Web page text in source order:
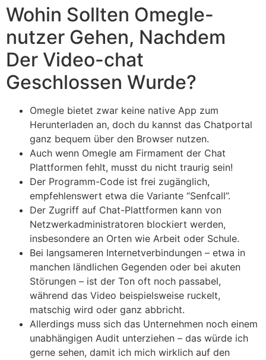
Wohin Sollten Omegle-
nutzer Gehen, Nachdem
Der Video-chat
Geschlossen Wurde?
Omegle bietet zwar keine native App zum
Herunterladen an, doch du kannst das Chatportal
ganz bequem über den Browser nutzen.
Auch wenn Omegle am Firmament der Chat
Plattformen fehlt, musst du nicht traurig sein!
Der Programm-Code ist frei zugänglich,
empfehlenswert etwa die Variante “Senfcall”.
Der Zugriff auf Chat-Plattformen kann von
Netzwerkadministratoren blockiert werden,
insbesondere an Orten wie Arbeit oder Schule.
Bei lang­sameren Internet­verbindungen – etwa in
manchen ländlichen Gegenden oder bei akuten
Störungen – ist der Ton oft noch passabel,
während das Video beispiels­weise ruckelt,
matschig wird oder ganz abbricht.
Allerdings muss sich das Unternehmen noch einem
unabhängigen Audit unterziehen – das würde ich
gerne sehen, damit ich mich wirklich auf den